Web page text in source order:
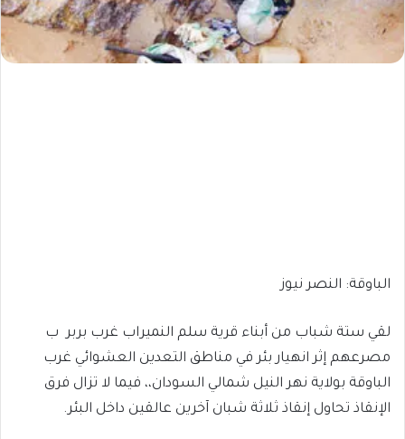
الباوقة: النصر نيوز
لقي ستة شباب من أبناء قرية سلم النميراب غرب بربر ب
مصرعهم إثر انهيار بئر في مناطق التعدين العشوائي غرب
الباوقة بولاية نهر النيل شمالي السودان،، فيما لا تزال فرق
الإنقاذ تحاول إنقاذ ثلاثة شبان آخرين عالقين داخل البئر.